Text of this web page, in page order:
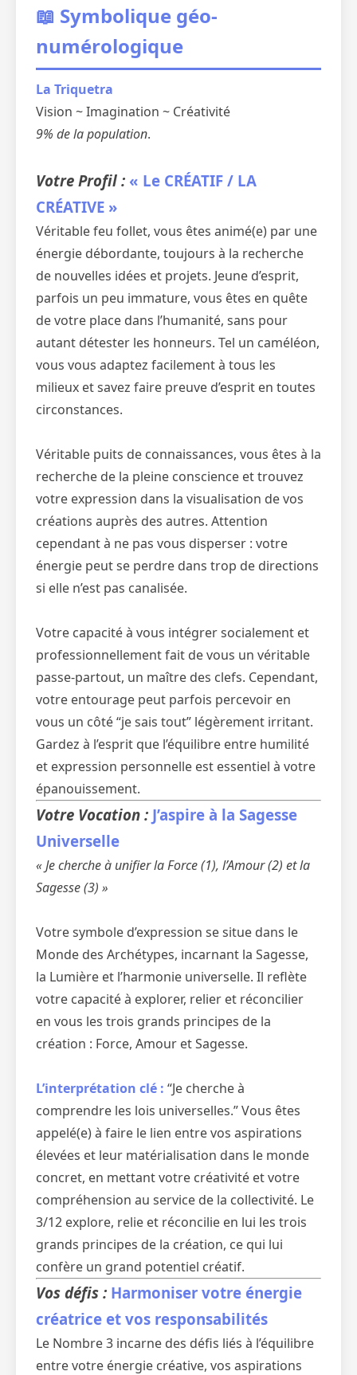
📖 Symbolique géo-
numérologique
La Triquetra
Vision ~ Imagination ~ Créativité
9% de la population.
Votre Profil : « Le CRÉATIF / LA
CRÉATIVE »
Véritable feu follet, vous êtes animé(e) par une
énergie débordante, toujours à la recherche
de nouvelles idées et projets. Jeune d’esprit,
parfois un peu immature, vous êtes en quête
de votre place dans l’humanité, sans pour
autant détester les honneurs. Tel un caméléon,
vous vous adaptez facilement à tous les
milieux et savez faire preuve d’esprit en toutes
circonstances.
Véritable puits de connaissances, vous êtes à la
recherche de la pleine conscience et trouvez
votre expression dans la visualisation de vos
créations auprès des autres. Attention
cependant à ne pas vous disperser : votre
énergie peut se perdre dans trop de directions
si elle n’est pas canalisée.
Votre capacité à vous intégrer socialement et
professionnellement fait de vous un véritable
passe-partout, un maître des clefs. Cependant,
votre entourage peut parfois percevoir en
vous un côté “je sais tout” légèrement irritant.
Gardez à l’esprit que l’équilibre entre humilité
et expression personnelle est essentiel à votre
épanouissement.
Votre Vocation : J’aspire à la Sagesse
Universelle
« Je cherche à unifier la Force (1), l’Amour (2) et la
Sagesse (3) »
Votre symbole d’expression se situe dans le
Monde des Archétypes, incarnant la Sagesse,
la Lumière et l’harmonie universelle. Il reflète
votre capacité à explorer, relier et réconcilier
en vous les trois grands principes de la
création : Force, Amour et Sagesse.
L’interprétation clé : “Je cherche à
comprendre les lois universelles.” Vous êtes
appelé(e) à faire le lien entre vos aspirations
élevées et leur matérialisation dans le monde
concret, en mettant votre créativité et votre
compréhension au service de la collectivité. Le
3/12 explore, relie et réconcilie en lui les trois
grands principes de la création, ce qui lui
confère un grand potentiel créatif.
Vos défis : Harmoniser votre énergie
créatrice et vos responsabilités
Le Nombre 3 incarne des défis liés à l’équilibre
entre votre énergie créative, vos aspirations